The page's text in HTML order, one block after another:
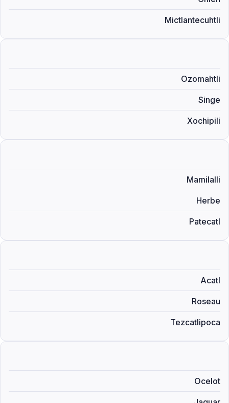
Mictlantecuhtli
Ozomahtli
Singe
Xochipili
Mamilalli
Herbe
Patecatl
Acatl
Roseau
Tezcatlipoca
Ocelot